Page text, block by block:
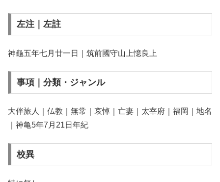
左注｜左註
神龜五年七月廿一日｜筑前國守山上憶良上
事項｜分類・ジャンル
大伴旅人｜仏教｜無常｜哀悼｜亡妻｜太宰府｜福岡｜地名
｜神亀5年7月21日年紀
校異